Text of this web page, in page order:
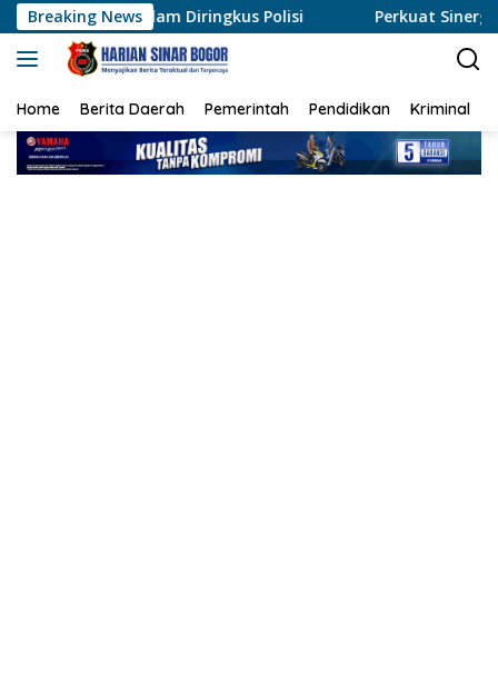
Langsung
ke
konten
Breaking News
Diringkus Polisi Perkuat Sinergi, Polres Rohil
Home Berita Daerah Pemerintah Pendidikan Kriminal